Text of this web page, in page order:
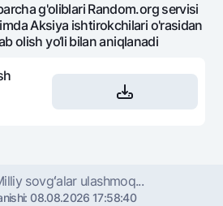
g'oliblari Random.org servisi
Aksiya ishtirokchilari o'rasidan
olish yo‘li bilan aniqlanadi
sovgʻalar ulashmoq...
08.08.2026 17:58:40